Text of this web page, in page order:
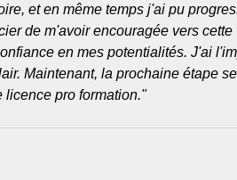
et en même temps j'ai pu
de m'avoir encouragée vers
en mes potentialités. J'ai
Maintenant, la prochaine étape
licence pro formation."